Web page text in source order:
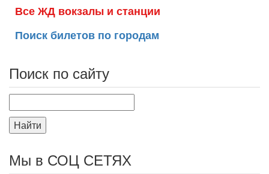
Все ЖД вокзалы и станции
Поиск билетов по городам
Поиск по сайту
Найти
Мы в СОЦ СЕТЯХ